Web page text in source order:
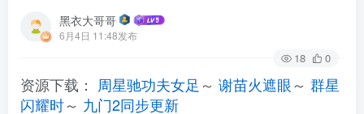
黑衣大哥哥
6月4日 11:48发布
18 0
资源下载： 周星驰功夫女足 ～ 谢苗火遮眼～ 群星
闪耀时～ 九门2同步更新